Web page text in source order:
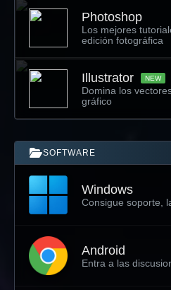
Photoshop
Los mejores
edición fotográfica
Illustrator NEW
Domina los
gráfico
SOFTWARE
Windows
Consigue soporte,
Android
Entra a las